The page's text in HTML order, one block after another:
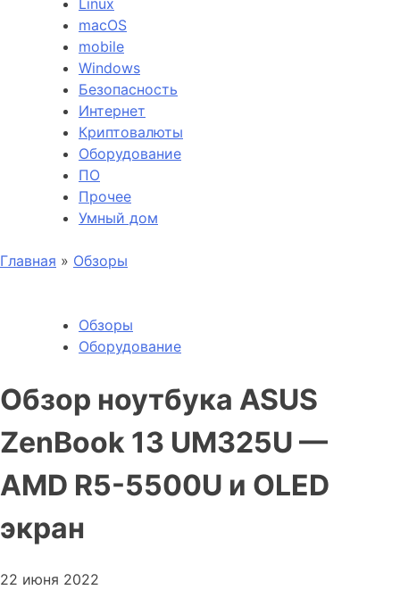
macOS
mobile
Windows
Безопасность
Интернет
Криптовалюты
Оборудование
ПО
Прочее
Умный дом
Главная » Обзоры
Обзоры
Оборудование
Обзор ноутбука ASUS
ZenBook 13 UM325U —
AMD R5-5500U и OLED
экран
22 июня 2022